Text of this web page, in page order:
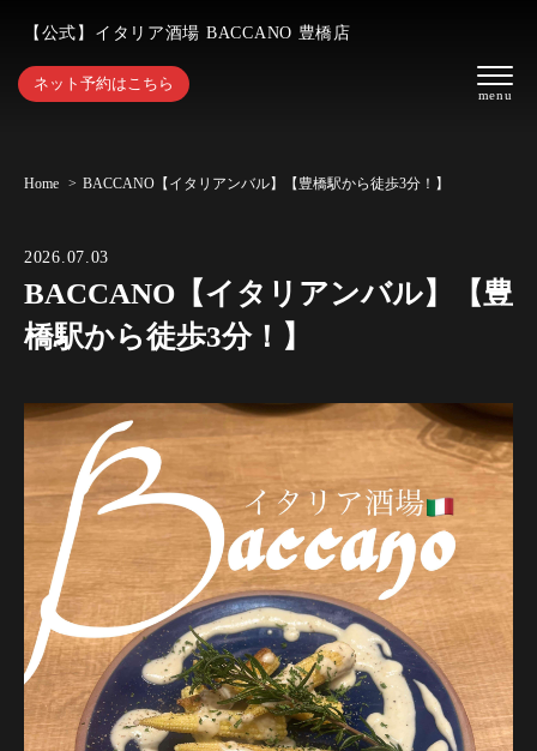
【公式】イタリア酒場 BACCANO 豊橋店
ネット予約はこちら
Home BACCANO【イタリアンバル】【豊橋駅から徒歩3分！】
2026.07.03
BACCANO【イタリアンバル】【豊
橋駅から徒歩3分！】